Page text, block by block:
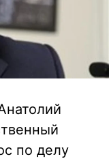
по делу